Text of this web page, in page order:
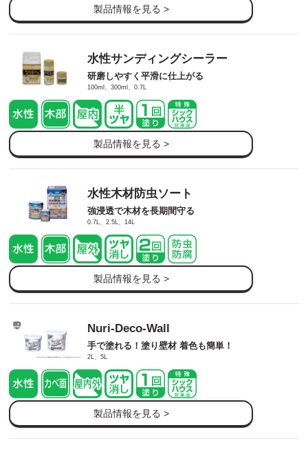
製品情報を見る >
水性サンディングシーラー
研磨しやすく平滑に仕上がる
100ml、300ml、0.7L
製品情報を見る >
水性木材防虫ソート
強浸透で木材を長期間守る
0.7L、2.5L、14L
製品情報を見る >
Nuri-Deco-Wall
手で塗れる！塗り壁材 着色も簡単！
2L、5L
製品情報を見る >